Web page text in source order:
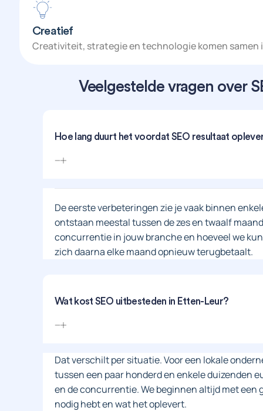
Creatief
Creativiteit, strategie en technologie komen samen
Veelgestelde vragen over
Hoe lang duurt het voordat SEO resultaat
De eerste verbeteringen zie je vaak binnen
ontstaan meestal tussen de zes en twaalf
concurrentie in jouw branche en hoeveel we
zich daarna elke maand opnieuw terugbetaalt.
Wat kost SEO uitbesteden in Etten-Leur?
Dat verschilt per situatie. Voor een lokale
tussen een paar honderd en enkele duizenden
en de concurrentie. We beginnen altijd met een
nodig hebt en wat het oplevert.